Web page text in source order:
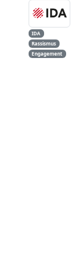
IDA
Rassismus
Engagement